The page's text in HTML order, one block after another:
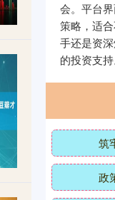
会。平台
策略，适
手还是资
的投资支
筑
政